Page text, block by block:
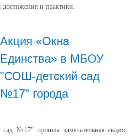
достижения и практики.
Акция «Окна
Единства» в МБОУ
"СОШ-детский сад
№17" города
№17" прошла замечательная акция